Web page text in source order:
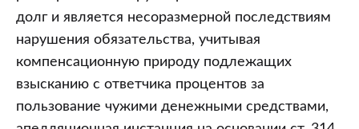
долг и является несоразмерной последствиям
нарушения обязательства, учитывая
компенсационную природу подлежащих
взысканию с ответчика процентов за
пользование чужими денежными средствами,